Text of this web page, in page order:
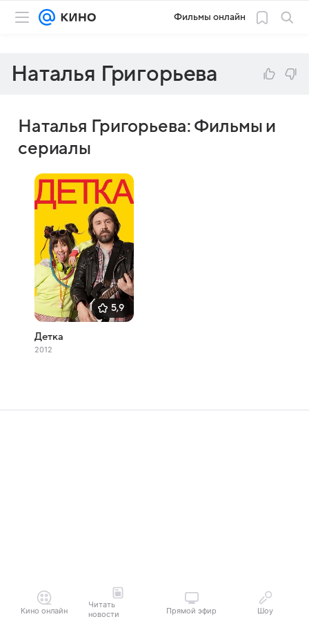
Фильмы онлайн
Наталья Григорьева
Наталья Григорьева: Фильмы и
сериалы
5,9
Детка
2012
Кино онлайн
Читать
новости
Прямой эфир Шоу